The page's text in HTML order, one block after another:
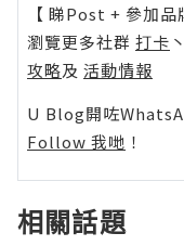
【 睇Post + 參加品
瀏覽更多社群 打卡 丶
攻略及 活動情報
U Blog開咗
Follow 我哋 ！
相關話題